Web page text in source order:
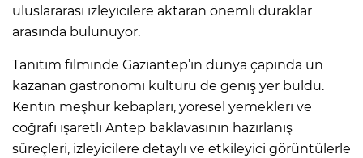
uluslararası izleyicilere aktaran önemli duraklar
arasında bulunuyor.
Tanıtım filminde Gaziantep’in dünya çapında ün
kazanan gastronomi kültürü de geniş yer buldu.
Kentin meşhur kebapları, yöresel yemekleri ve
coğrafi işaretli Antep baklavasının hazırlanış
süreçleri, izleyicilere detaylı ve etkileyici görüntülerle